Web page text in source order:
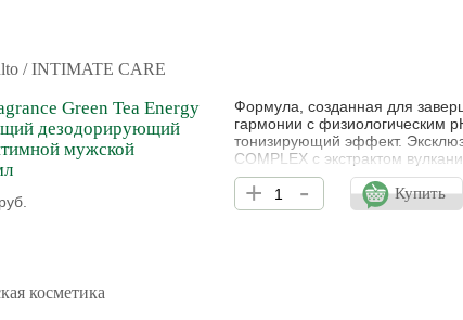
/ INTIMATE CARE
Green Tea Energy
дезодорирующий
мужской
руб.
Формула, созданная для
гармонии с физиологическим
тонизирующий эффект.
COMPLEX с экстрактом
аминокислотами,
регенерирующее,
Комбинация соков восточных
+ - Купить
косметика